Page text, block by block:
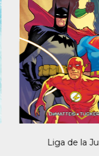
Liga de la